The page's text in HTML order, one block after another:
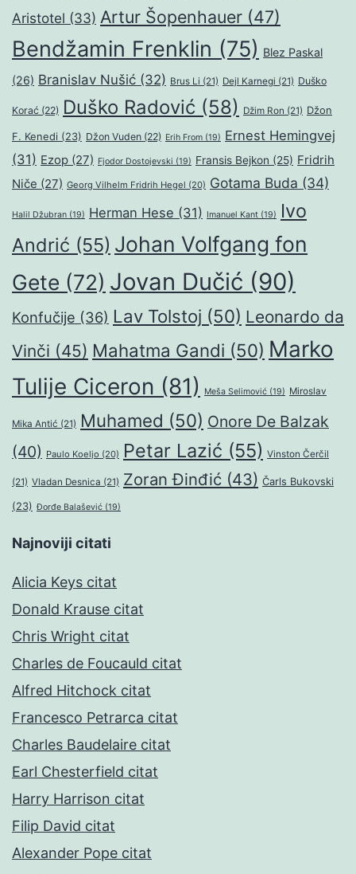
Aristotel (33) Artur Šopenhauer (47)
Bendžamin Frenklin (75) Blez Paskal
(26) Branislav Nušić (32) Brus Li (21) Dejl Karnegi (21) Duško
Korać (22) Duško Radović (58) Džim Ron (21) Džon
F. Kenedi (23) Džon Vuden (22) Erih From (19) Ernest Hemingvej
(31) Ezop (27) Fjodor Dostojevski (19) Fransis Bejkon (25) Fridrih
Niče (27) Georg Vilhelm Fridrih Hegel (20) Gotama Buda (34)
Halil Džubran (19) Herman Hese (31) Imanuel Kant (19)
Ivo
Andrić (55) Johan Volfgang fon
Gete (72) Jovan Dučić (90)
Konfučije (36) Lav Tolstoj (50) Leonardo da
Vinči (45) Mahatma Gandi (50) Marko
Tulije Ciceron (81) Meša Selimović (19) Miroslav
Mika Antić (21) Muhamed (50) Onore De Balzak
(40) Paulo Koeljo (20) Petar Lazić (55) Vinston Čerčil
(21) Vladan Desnica (21) Zoran Đinđić (43) Čarls Bukovski
(23) Đorđe Balašević (19)
Najnoviji citati
Alicia Keys citat
Donald Krause citat
Chris Wright citat
Charles de Foucauld citat
Alfred Hitchock citat
Francesco Petrarca citat
Charles Baudelaire citat
Earl Chesterfield citat
Harry Harrison citat
Filip David citat
Alexander Pope citat